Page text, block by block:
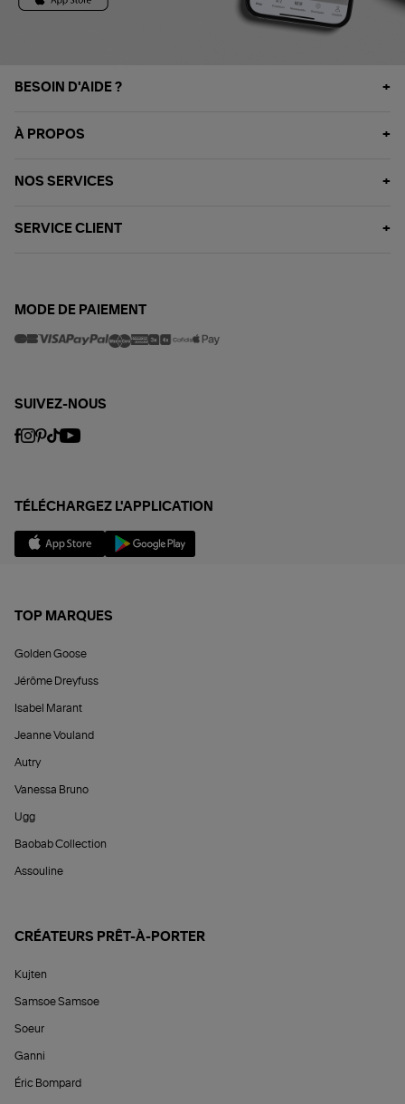
BESOIN D'AIDE ?
À PROPOS
NOS SERVICES
SERVICE CLIENT
MODE DE PAIEMENT
SUIVEZ-NOUS
TÉLÉCHARGEZ L'APPLICATION
TOP MARQUES
Golden Goose
Jérôme Dreyfuss
Isabel Marant
Jeanne Vouland
Autry
Vanessa Bruno
Ugg
Baobab Collection
Assouline
CRÉATEURS PRÊT-À-PORTER
Kujten
Samsoe Samsoe
Soeur
Ganni
Éric Bompard